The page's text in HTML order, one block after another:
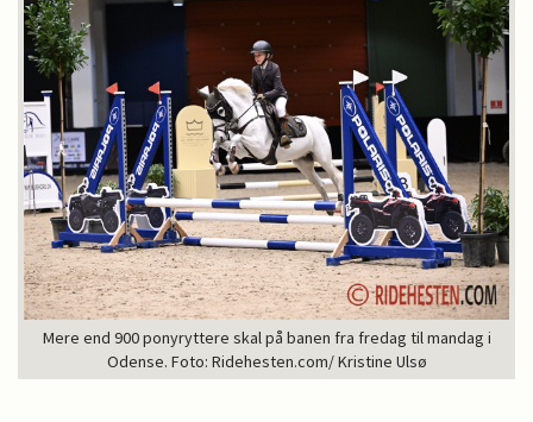
Mere end 900 ponyryttere skal på banen fra fredag til mandag i
Odense. Foto: Ridehesten.com/ Kristine Ulsø